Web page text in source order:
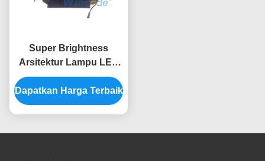
Super Brightness
Arsitektur Lampu LED
RGB Warna Kota Untuk
Proyek Pencahayaan
Bangunan
Dapatkan Harga Terbaik